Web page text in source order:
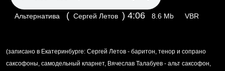
Альтернатива ( Сергей Летов )4:06 8.6 Mb VBR
(записано в Екатеринбурге: Сергей Летов - баритон, тенор и сопрано
саксофоны, самодельный кларнет, Вячеслав Талабуев - альт саксофон,